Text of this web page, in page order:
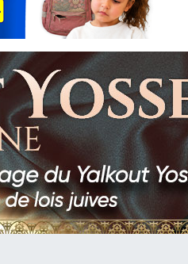
la jambe de Yohan
Zoom